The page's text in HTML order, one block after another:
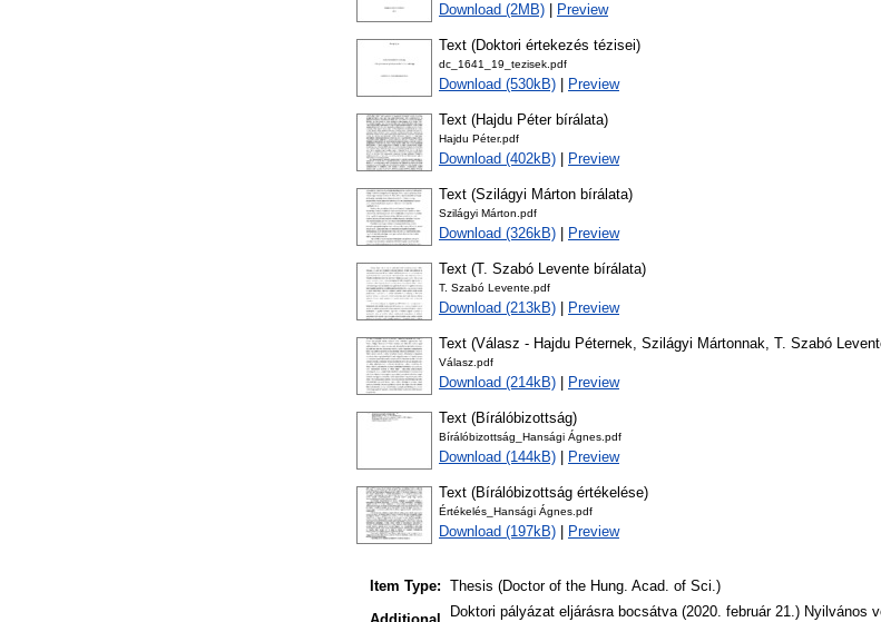
Download (2MB) Preview
Text (Doktori értekezés tézisei)
dc_1641_19_tezisek.pdf
Download (530kB) Preview
Text (Hajdu Péter bírálata)
Hajdu Péter.pdf
Download (402kB) Preview
Text (Szilágyi Márton bírálata)
Szilágyi Márton.pdf
Download (326kB) Preview
Text (T. Szabó Levente bírálata)
T. Szabó Levente.pdf
Download (213kB) Preview
Text (Válasz - Hajdu Péternek, Szilágyi Mártonnak, T. Szabó
Válasz.pdf
Download (214kB) Preview
Text (Bírálóbizottság)
Bírálóbizottság_Hansági Ágnes.pdf
Download (144kB) Preview
Text (Bírálóbizottság értékelése)
Értékelés_Hansági Ágnes.pdf
Download (197kB) Preview
Item Type: Thesis (Doctor of the Hung. Acad. of Sci.)
Doktori pályázat eljárásra bocsátva (2020. február 21.) Nyilvános